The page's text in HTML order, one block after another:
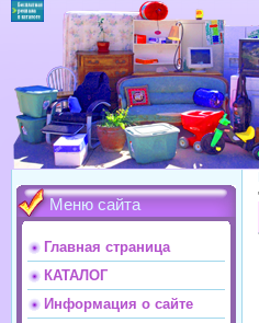
Меню сайта
Главная страница
КАТАЛОГ
Информация о сайте